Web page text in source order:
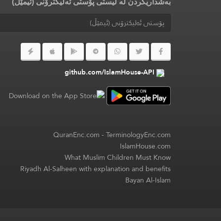
بەشداریکردن لە لیستی پۆستی ئەلیکترۆنی (ئیمێڵ)
github.com/IslamHouse-API
QuranEnc.com-TerminologyEnc.com
IslamHouse.com
What Muslim Children Must Know
Riyadh Al-Salheen with explanation and benefits
Bayan Al-Islam